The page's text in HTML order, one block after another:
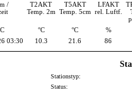
/
T2AKT
Temp. 2m
T5AKT
Temp. 5cm
LFAKT
rel. Luftf.
°C °C
%
03:30
10.3 21.6 86
Stationstyp:
Status: